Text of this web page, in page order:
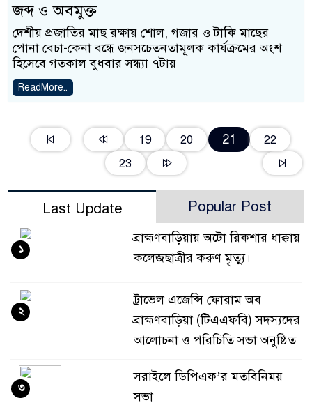
জব্দ ও অবমুক্ত
দেশীয় প্রজাতির মাছ রক্ষায় শোল, গজার ও টাকি মাছের
পোনা বেচা-কেনা বন্ধে জনসচেতনতামূলক কার্যক্রমের অংশ
হিসেবে গতকাল বুধবার সন্ধ্যা ৭টায়
ReadMore..
19 20 21
22
23
Last Update Popular Post
ব্রাহ্মণবাড়িয়ায় অটো রিকশার ধাক্কায়
কলেজছাত্রীর করুণ মৃত্যু।
১
ট্রাভেল এজেন্সি ফোরাম অব
ব্রাহ্মণবাড়িয়া (টিএএফবি) সদস্যদের
আলোচনা ও পরিচিতি সভা অনুষ্ঠিত
২
সরাইলে ডিপিএফ’র মতবিনিময়
সভা
৩